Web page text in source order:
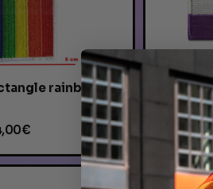
Patch LGBT rectangle rainbow bords blancs
€